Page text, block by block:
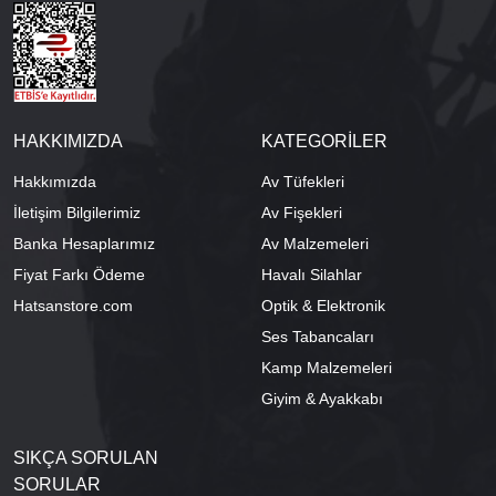
HAKKIMIZDA
Hakkımızda
İletişim Bilgilerimiz
Banka Hesaplarımız
Fiyat Farkı Ödeme
Hatsanstore.com
KATEGORİLER
Av Tüfekleri
Av Fişekleri
Av Malzemeleri
Havalı Silahlar
Optik & Elektronik
Ses Tabancaları
Kamp Malzemeleri
Giyim & Ayakkabı
SIKÇA SORULAN
SORULAR